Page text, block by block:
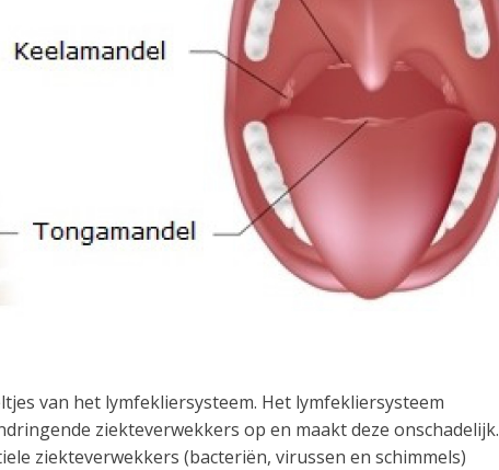
van het lymfekliersysteem. Het lymfekliersysteem
ziekteverwekkers op en maakt deze onschadelijk.
ziekteverwekkers (bacteriën, virussen en schimmels)